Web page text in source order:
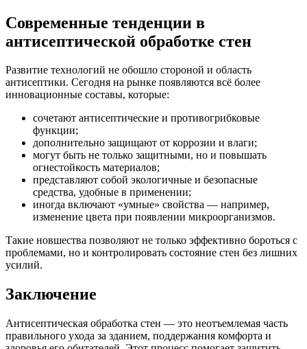
Современные тенденции в
антисептической обработке стен
Развитие технологий не обошло стороной и область
антисептики. Сегодня на рынке появляются всё более
инновационные составы, которые:
сочетают антисептические и противогрибковые
функции;
дополнительно защищают от коррозии и влаги;
могут быть не только защитными, но и повышать
огнестойкость материалов;
представляют собой экологичные и безопасные
средства, удобные в применении;
иногда включают «умные» свойства — например,
изменение цвета при появлении микроорганизмов.
Такие новшества позволяют не только эффективно бороться с
проблемами, но и контролировать состояние стен без лишних
усилий.
Заключение
Антисептическая обработка стен — это неотъемлемая часть
правильного ухода за зданием, поддержания комфорта и